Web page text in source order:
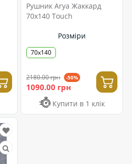
Рушник Arya Жаккард
70x140 Touch
Розміри
70x140
2180.00 грн -50%
1090.00 грн
Купити в 1 клік